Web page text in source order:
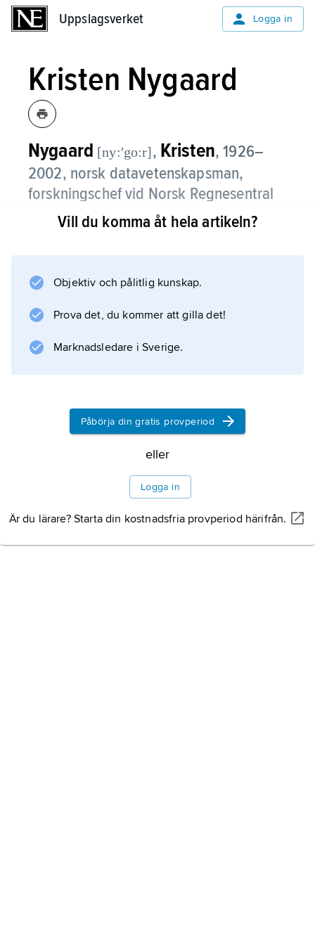
Uppslagsverket Logga in
Kristen Nygaard
Nygaard [ny:ʹgo:r], Kristen,1926–
2002, norsk datavetenskapsman,
forskningschef vid Norsk Regnesentral
1962–84, professor i informatik vid
Dahl programspråket Simula (1967), som
programmering. För detta erhöll de
Turingpriset 2001.
Information om artikeln
Vill du komma åt hela artikeln?
Objektiv och pålitlig kunskap.
Prova det, du kommer att gilla det!
Marknadsledare i Sverige.
Påbörja din gratis provperiod
eller
Logga in
Är du lärare? Starta din kostnadsfria provperiod härifrån.